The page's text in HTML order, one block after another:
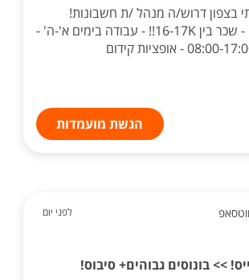
בצפון דרוש/ה מנהל /ת חשבונות!
תנאים מעולים! - שכר בין 16-17K!! - עבודה בימים א'-ה' -
הגשת מועמדות
לפני יום
>> בונוסים גבוהים+ סיבוס!